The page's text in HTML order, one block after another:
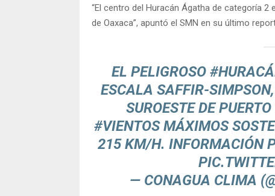
“El centro del Huracán Ágatha de categoría
de Oaxaca”, apuntó el SMN en su último
EL PELIGROSO
ESCALA SAFFIR-
SUROESTE DE
#VIENTOSMÁXIMOS
215 KM/H. INFORMACIÓN
— CONAGUA CLIMA